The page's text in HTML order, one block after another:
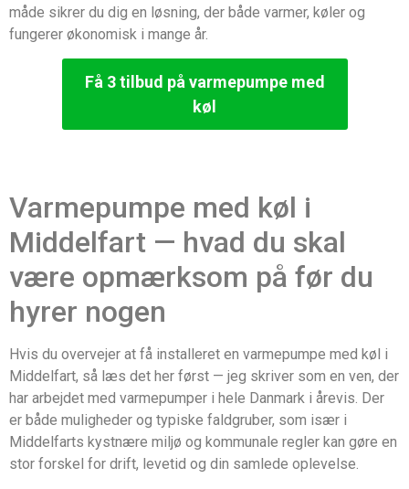
måde sikrer du dig en løsning, der både varmer, køler og
fungerer økonomisk i mange år.
Få 3 tilbud på varmepumpe med
køl
Varmepumpe med køl i
Middelfart — hvad du skal
være opmærksom på før du
hyrer nogen
Hvis du overvejer at få installeret en varmepumpe med køl i
Middelfart, så læs det her først — jeg skriver som en ven, der
har arbejdet med varmepumper i hele Danmark i årevis. Der
er både muligheder og typiske faldgruber, som især i
Middelfarts kystnære miljø og kommunale regler kan gøre en
stor forskel for drift, levetid og din samlede oplevelse.